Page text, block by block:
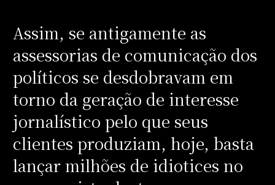
Assim, se antigamente as
assessorias de comunicação dos
políticos se desdobravam em
torno da geração de interesse
jornalístico pelo que seus
clientes produziam, hoje, basta
lançar milhões de idiotices no